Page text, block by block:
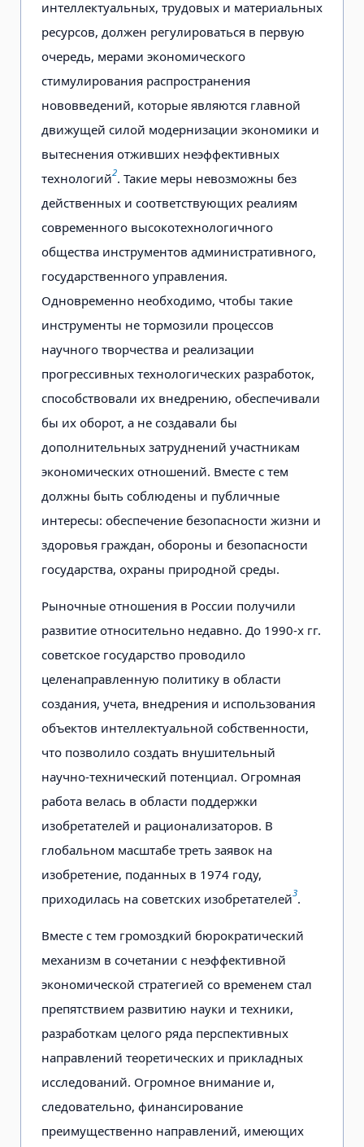
интеллектуальных, трудовых и материальных
ресурсов, должен регулироваться в первую
очередь, мерами экономического
стимулирования распространения
нововведений, которые являются главной
движущей силой модернизации экономики и
вытеснения отживших неэффективных
технологий2. Такие меры невозможны без
действенных и соответствующих реалиям
современного высокотехнологичного
общества инструментов административного,
государственного управления.
Одновременно необходимо, чтобы такие
инструменты не тормозили процессов
научного творчества и реализации
прогрессивных технологических разработок,
способствовали их внедрению, обеспечивали
бы их оборот, а не создавали бы
дополнительных затруднений участникам
экономических отношений. Вместе с тем
должны быть соблюдены и публичные
интересы: обеспечение безопасности жизни и
здоровья граждан, обороны и безопасности
государства, охраны природной среды.
Рыночные отношения в России получили
развитие относительно недавно. До 1990-х гг.
советское государство проводило
целенаправленную политику в области
создания, учета, внедрения и использования
объектов интеллектуальной собственности,
что позволило создать внушительный
научно-технический потенциал. Огромная
работа велась в области поддержки
изобретателей и рационализаторов. В
глобальном масштабе треть заявок на
изобретение, поданных в 1974 году,
приходилась на советских изобретателей3.
Вместе с тем громоздкий бюрократический
механизм в сочетании с неэффективной
экономической стратегией со временем стал
препятствием развитию науки и техники,
разработкам целого ряда перспективных
направлений теоретических и прикладных
исследований. Огромное внимание и,
следовательно, финансирование
преимущественно направлений, имеющих